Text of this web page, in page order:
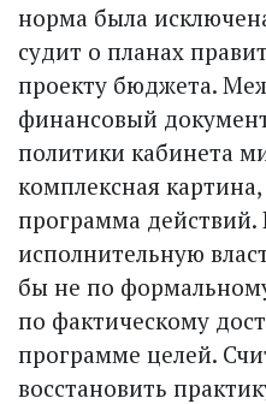
норма была
судит о планах
проекту бюджета.
финансовый
политики кабинета
комплексная
программа действий.
исполнительную
бы не по
по фактическому
программе целей.
восстановить